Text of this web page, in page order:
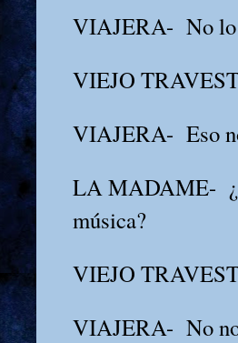
VIAJERA- No
VIEJO
VIAJERA- Eso
LA MADAME-
música?
VIEJO
VIAJERA- No